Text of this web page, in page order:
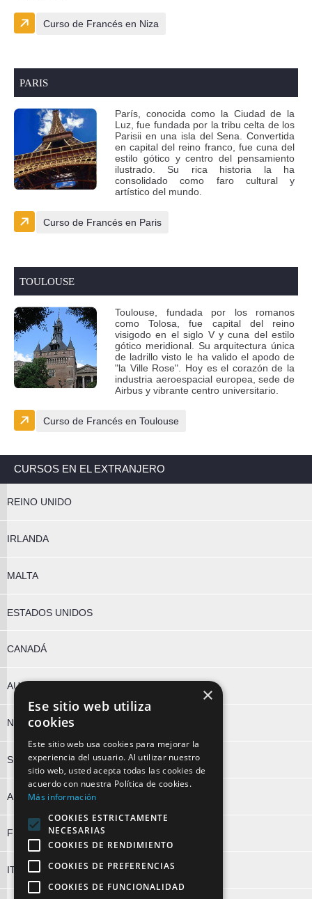
Curso de Francés en Niza
PARIS
París, conocida como la Ciudad de la
Luz, fue fundada por la tribu celta de los
Parisii en una isla del Sena. Convertida
en capital del reino franco, fue cuna del
estilo gótico y centro del pensamiento
ilustrado. Su rica historia la ha
consolidado como faro cultural y
artístico del mundo.
Curso de Francés en Paris
TOULOUSE
Toulouse, fundada por los romanos
como Tolosa, fue capital del reino
visigodo en el siglo V y cuna del estilo
gótico meridional. Su arquitectura única
de ladrillo visto le ha valido el apodo de
"la Ville Rose". Hoy es el corazón de la
industria aeroespacial europea, sede de
Airbus y vibrante centro universitario.
Curso de Francés en Toulouse
CURSOS EN EL EXTRANJERO
REINO UNIDO
IRLANDA
MALTA
ESTADOS UNIDOS
CANADÁ
AUSTRALIA
NUEVA ZELANDA
SUDÁFRICA
ALEMANIA
FRANCIA
ITALIA
×
Ese sitio web utiliza
cookies
Este sitio web usa cookies para mejorar la
experiencia del usuario. Al utilizar nuestro
sitio web, usted acepta todas las cookies de
acuerdo con nuestra Política de cookies.
Más información
COOKIES ESTRICTAMENTE
NECESARIAS
COOKIES DE RENDIMIENTO
COOKIES DE PREFERENCIAS
COOKIES DE FUNCIONALIDAD